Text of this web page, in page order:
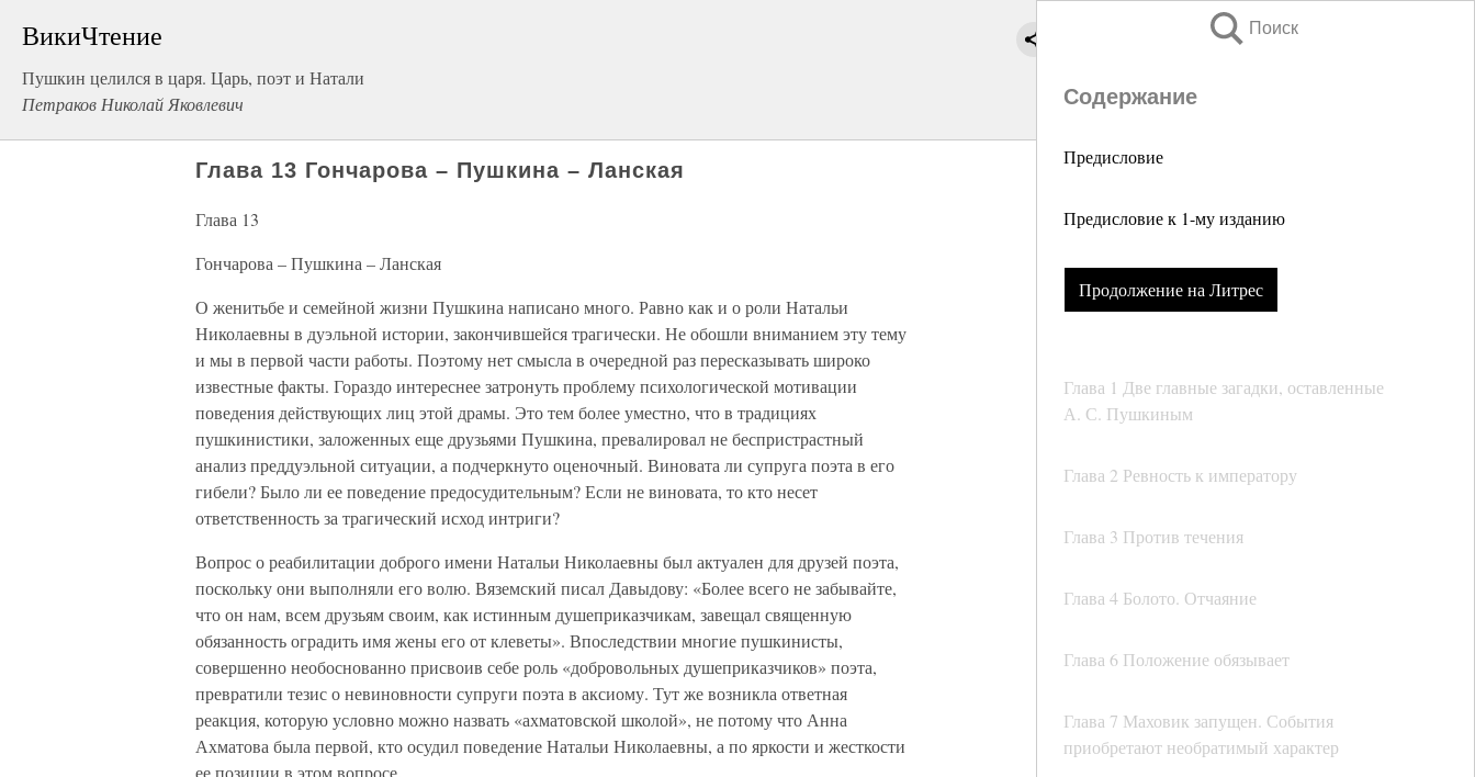
ВикиЧтение
Пушкин целился в царя. Царь, поэт и Натали
Петраков Николай Яковлевич
Поиск
Содержание
Предисловие
Предисловие к 1-му изданию
Продолжение на Литрес
Глава 1 Две главные загадки, оставленные
А. С. Пушкиным
Глава 2 Ревность к императору
Глава 3 Против течения
Глава 4 Болото. Отчаяние
Глава 6 Положение обязывает
Глава 7 Маховик запущен. События
приобретают необратимый характер
Глава 13 Гончарова – Пушкина – Ланская
Глава 13
Гончарова – Пушкина – Ланская
О женитьбе и семейной жизни Пушкина написано много. Равно как и о роли Натальи
Николаевны в дуэльной истории, закончившейся трагически. Не обошли вниманием эту тему
и мы в первой части работы. Поэтому нет смысла в очередной раз пересказывать широко
известные факты. Гораздо интереснее затронуть проблему психологической мотивации
поведения действующих лиц этой драмы. Это тем более уместно, что в традициях
пушкинистики, заложенных еще друзьями Пушкина, превалировал не беспристрастный
анализ преддуэльной ситуации, а подчеркнуто оценочный. Виновата ли супруга поэта в его
гибели? Было ли ее поведение предосудительным? Если не виновата, то кто несет
ответственность за трагический исход интриги?
Вопрос о реабилитации доброго имени Натальи Николаевны был актуален для друзей поэта,
поскольку они выполняли его волю. Вяземский писал Давыдову: «Более всего не забывайте,
что он нам, всем друзьям своим, как истинным душеприказчикам, завещал священную
обязанность оградить имя жены его от клеветы». Впоследствии многие пушкинисты,
совершенно необоснованно присвоив себе роль «добровольных душеприказчиков» поэта,
превратили тезис о невиновности супруги поэта в аксиому. Тут же возникла ответная
реакция, которую условно можно назвать «ахматовской школой», не потому что Анна
Ахматова была первой, кто осудил поведение Натальи Николаевны, а по яркости и жесткости
ее позиции в этом вопросе.